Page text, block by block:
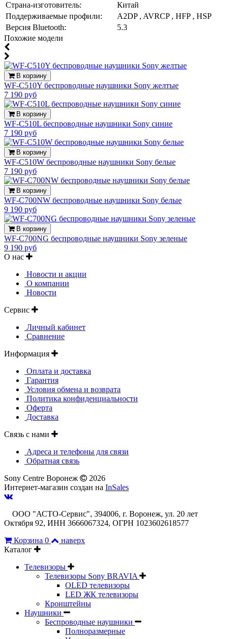
Страна-изготовитель:
Китай
Поддерживаемые профили:
A2DP , AVRCP , HFP , HSP
Версия Bluetooth:
5.3
Похожие модели
В корзину
WF-C510Y беспроводные наушники Sony желтые
7 190 руб
В корзину
WF-C510L беспроводные наушники Sony синие
7 190 руб
В корзину
WF-C510W беспроводные наушники Sony белые
7 190 руб
В корзину
WF-C700NW беспроводные наушники Sony белые
9 190 руб
В корзину
WF-C700NG беспроводные наушники Sony зеленые
9 190 руб
О нас
Новости и акции
О компании
Новости
Сервис
Личный кабинет
Сравнение
Информация
Оплата и доставка
Гарантия
Условия обмена и возврата
Политика конфиденциальности
Оферта
Доставка
Связь с нами
Адреса и телефоны для связи
Обратная связь
Sony Centre Воронеж
2026
Интернет-магазин создан на InSales
ООО "АСТО-Сервис", 394006, г. Воронеж, ул. 20 лет
Октября 92, ИНН 3666067324, ОГРН 1023602618577
Корзина 0
наверх
Каталог
Телевизоры
Телевизоры Sony BRAVIA
OLED телевизоры
LED ЖК телевизоры
Кронштейны
Наушники
Беспроводные наушники
Полноразмерные